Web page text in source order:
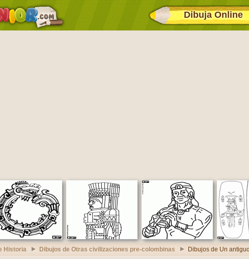
Dibuja Online
Historia Dibujos de Otras civilizaciones pre-colombinas Dibujos de Un